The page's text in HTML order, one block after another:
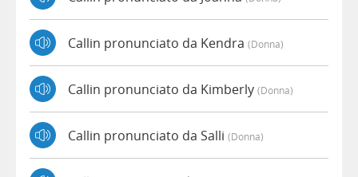
Callin pronunciato da Kendra (donna)
Callin pronunciato da Kimberly (donna)
Callin pronunciato da Salli (donna)